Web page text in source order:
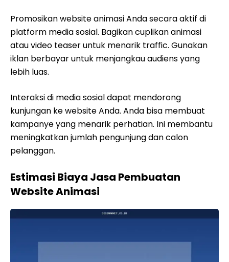
Promosikan website animasi Anda secara aktif di
platform media sosial. Bagikan cuplikan animasi
atau video teaser untuk menarik traffic. Gunakan
iklan berbayar untuk menjangkau audiens yang
lebih luas.
Interaksi di media sosial dapat mendorong
kunjungan ke website Anda. Anda bisa membuat
kampanye yang menarik perhatian. Ini membantu
meningkatkan jumlah pengunjung dan calon
pelanggan.
Estimasi Biaya Jasa Pembuatan
Website Animasi